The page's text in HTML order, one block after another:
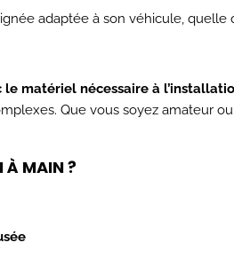
adaptée à son véhicule, quelle
matériel nécessaire à
Que vous soyez amateur
À MAIN ?